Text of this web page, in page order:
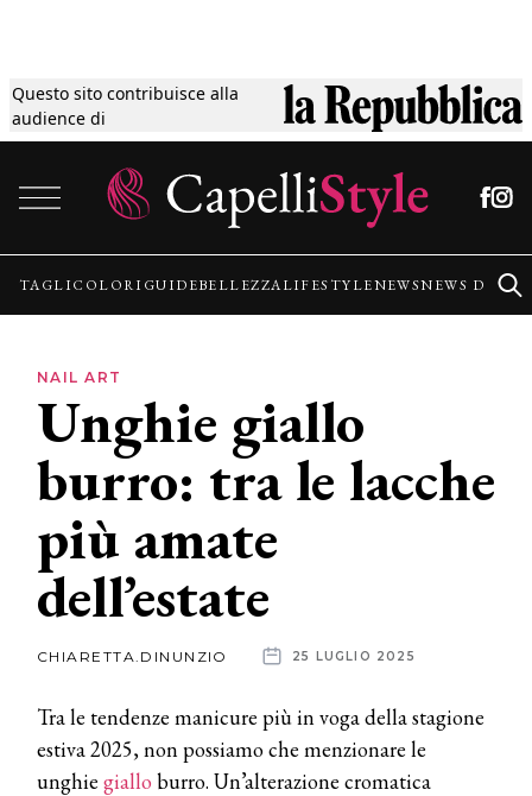
Questo sito contribuisce alla
audience di
Tagli
Colori
Guide
Lifestyle
News
News
TAGLICOLORI GUIDEBELLEZZALIFESTYLENEWSNEWS
NAIL ART
Unghie giallo
burro: tra le lacche
più amate
dell’estate
CHIARETTA.DINUNZIO 25 LUGLIO 2025
Tra le tendenze manicure più in voga della stagione
estiva 2025, non possiamo che menzionare le
unghie giallo burro. Un’alterazione cromatica